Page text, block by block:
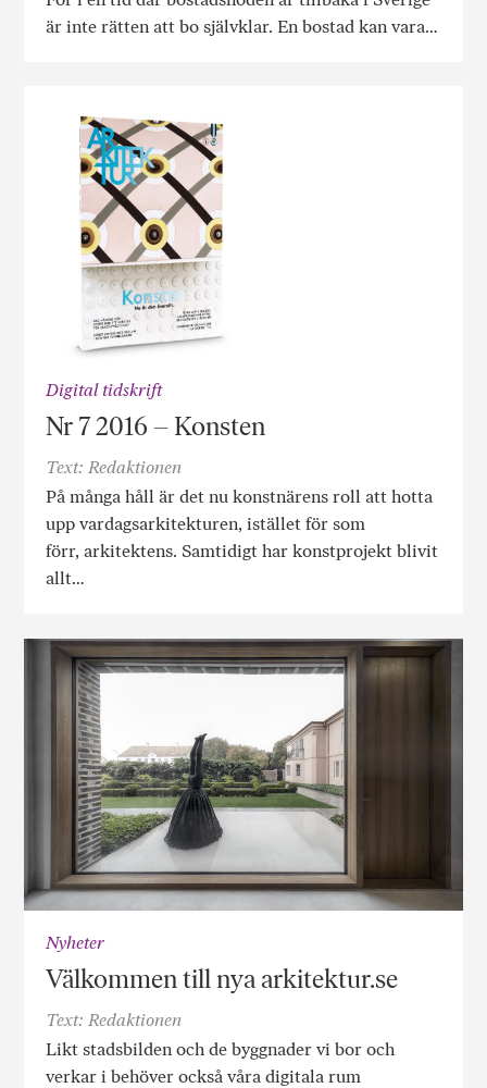
är inte rätten att bo självklar. En bostad kan vara…
Digital tidskrift
Nr 7 2016 – Konsten
Text: Redaktionen
På många håll är det nu konstnärens roll att hotta
upp vardagsarkitekturen, istället för som
förr, arkitektens. Samtidigt har konstprojekt blivit
allt…
Nyheter
Välkommen till nya arkitektur.se
Text: Redaktionen
Likt stadsbilden och de byggnader vi bor och
verkar i behöver också våra digitala rum